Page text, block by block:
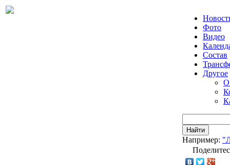
Фото
Видео
Состав
Другое
О
Найти
Например: